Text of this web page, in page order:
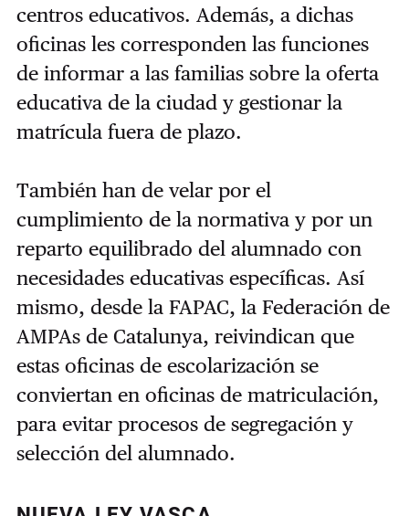
centros educativos. Además, a dichas
oficinas les corresponden las funciones
de informar a las familias sobre la oferta
educativa de la ciudad y gestionar la
matrícula fuera de plazo.
También han de velar por el
cumplimiento de la normativa y por un
reparto equilibrado del alumnado con
necesidades educativas específicas. Así
mismo, desde la FAPAC, la Federación de
AMPAs de Catalunya, reivindican que
estas oficinas de escolarización se
conviertan en oficinas de matriculación,
para evitar procesos de segregación y
selección del alumnado.